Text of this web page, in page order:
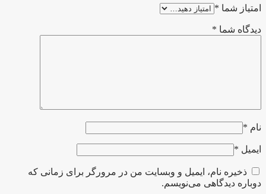
امتیاز شما *
دیدگاه شما *
نام *
ایمیل *
ذخیره نام، ایمیل و وبسایت من در مرورگر برای زمانی که
دوباره دیدگاهی می‌نویسم.